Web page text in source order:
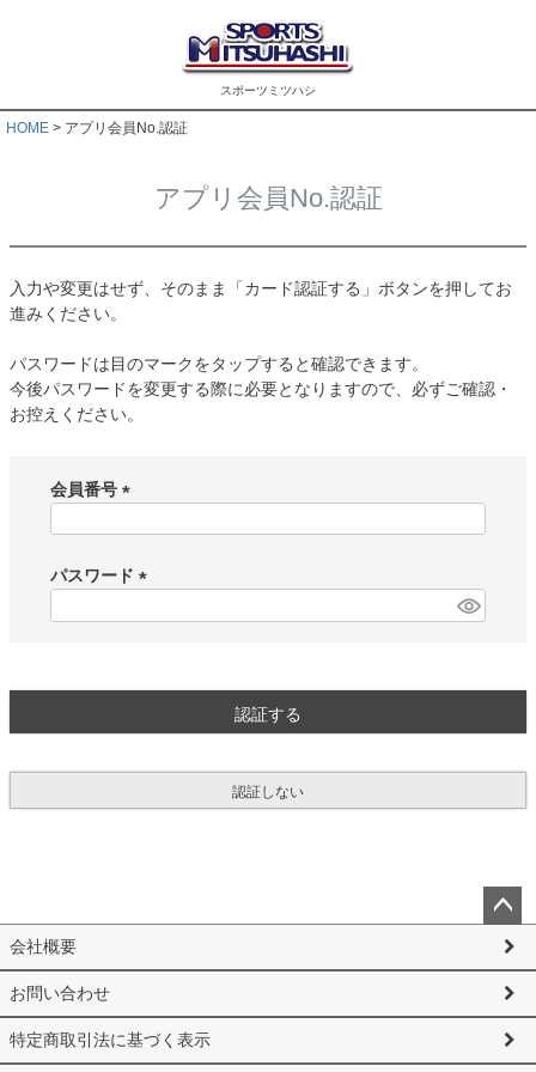
スポーツミツハシ
HOME アプリ会員No.認証
アプリ会員No.認証
入力や変更はせず、そのまま「カード認証する」ボタンを押してお
進みください。
パスワードは目のマークをタップすると確認できます。
今後パスワードを変更する際に必要となりますので、必ずご確認・
お控えください。
会員番号
須
)
パスワード
認証する
認証しない
ペー
ップ
へ
会社概要
お問い合わせ
特定商取引法に基づく表示